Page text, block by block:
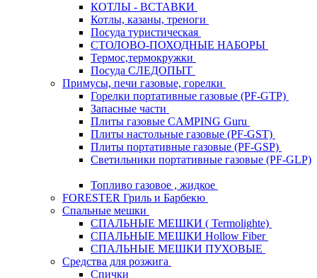
КОТЛЫ - ВСТАВКИ
Котлы, казаны, треноги
Посуда туристическая
СТОЛОВО-ПОХОДНЫЕ НАБОРЫ
Термос,термокружки
Посуда СЛЕДОПЫТ
Примусы, печи газовые, горелки
Горелки портативные газовые (PF-GTP)
Запасные части
Плиты газовые CAMPING Guru
Плиты настольные газовые (PF-GST)
Плиты портативные газовые (PF-GSP)
Светильники портативные газовые (PF-GLP)
Топливо газовое , жидкое
FORESTER Гриль и Барбекю
Спальные мешки
СПАЛЬНЫЕ МЕШКИ ( Termolighte)
СПАЛЬНЫЕ МЕШКИ Hollow Fiber
СПАЛЬНЫЕ МЕШКИ ПУХОВЫЕ
Средства для розжига
Спички